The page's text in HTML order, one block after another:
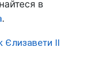
в
.
Єлизавети II